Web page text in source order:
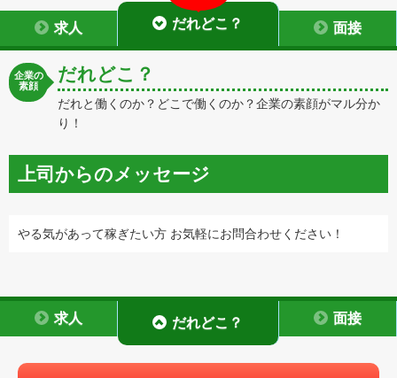
求人 だれどこ？ 面接
企業の
素顔
だれどこ？
だれと働くのか？どこで働くのか？企業の素顔がマル分か
り！
上司からのメッセージ
やる気があって稼ぎたい方 お気軽にお問合わせください！
求人 だれどこ？ 面接